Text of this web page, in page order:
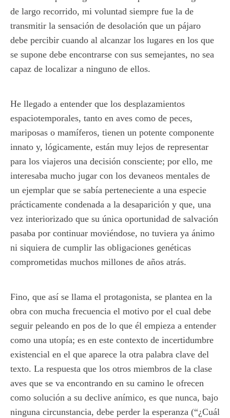
de largo recorrido, mi voluntad siempre fue la de
transmitir la sensación de desolación que un pájaro
debe percibir cuando al alcanzar los lugares en los que
se supone debe encontrarse con sus semejantes, no sea
capaz de localizar a ninguno de ellos.
He llegado a entender que los desplazamientos
espaciotemporales, tanto en aves como de peces,
mariposas o mamíferos, tienen un potente componente
innato y, lógicamente, están muy lejos de representar
para los viajeros una decisión consciente; por ello, me
interesaba mucho jugar con los devaneos mentales de
un ejemplar que se sabía perteneciente a una especie
prácticamente condenada a la desaparición y que, una
vez interiorizado que su única oportunidad de salvación
pasaba por continuar moviéndose, no tuviera ya ánimo
ni siquiera de cumplir las obligaciones genéticas
comprometidas muchos millones de años atrás.
Fino, que así se llama el protagonista, se plantea en la
obra con mucha frecuencia el motivo por el cual debe
seguir peleando en pos de lo que él empieza a entender
como una utopía; es en este contexto de incertidumbre
existencial en el que aparece la otra palabra clave del
texto. La respuesta que los otros miembros de la clase
aves que se va encontrando en su camino le ofrecen
como solución a su declive anímico, es que nunca, bajo
ninguna circunstancia, debe perder la esperanza (“¿Cuál